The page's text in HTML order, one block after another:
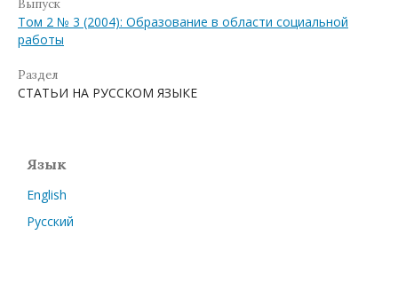
Выпуск
Том 2 № 3 (2004): Образование в области социальной
работы
Раздел
СТАТЬИ НА РУССКОМ ЯЗЫКЕ
Язык
English
Русский